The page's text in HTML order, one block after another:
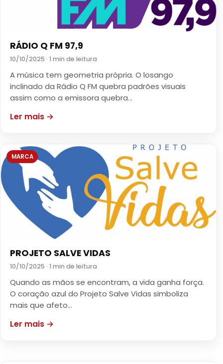
RÁDIO Q FM 97,9
10/10/2025 · 1 min de leitura
A música tem geometria própria. O losango
inclinado da Rádio Q FM quebra padrões visuais
assim como a emissora quebra…
Ler mais →
MARCA
PROJETO SALVE VIDAS
10/10/2025 · 1 min de leitura
Quando as mãos se encontram, a vida ganha força.
O coração azul do Projeto Salve Vidas simboliza
mais que afeto…
Ler mais →